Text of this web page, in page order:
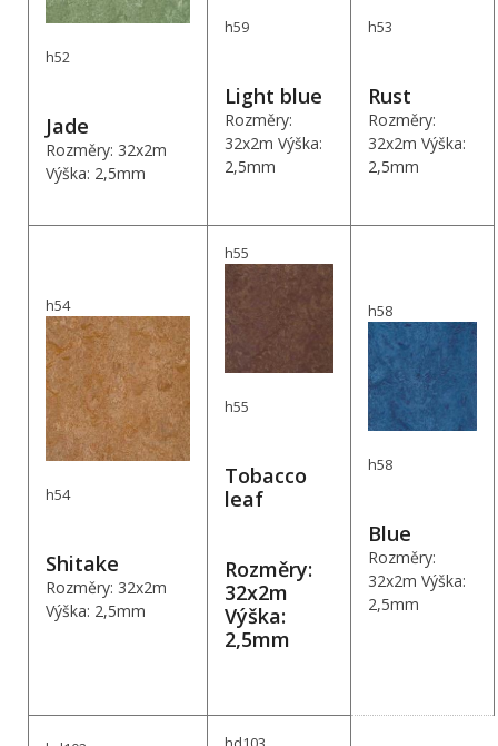
h52
Jade
Rozměry: 32x2m
Výška: 2,5mm
h59
Light blue
Rozměry:
32x2m Výška:
2,5mm
h53
Rust
Rozměry:
32x2m Výška:
2,5mm
h54
h54
Shitake
Rozměry: 32x2m
Výška: 2,5mm
h55
h55
Tobacco
leaf
Rozměry:
32x2m
Výška:
2,5mm
h58
h58
Blue
Rozměry:
32x2m Výška:
2,5mm